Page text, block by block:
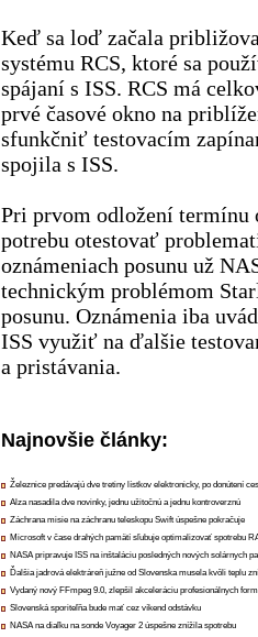
Keď sa loď začala
systému RCS, ktoré sa
spájaní s ISS. RCS má
prvé časové okno na
sfunkčniť testovacím
spojila s ISS.
Pri prvom odložení termínu
potrebu otestovať
oznámeniach posunu už
technickým problémom
posunu. Oznámenia iba
ISS využiť na ďalšie
a pristávania.
Najnovšie články:
Železnice predávajú dve tretiny lístkov elektronicky, po donútení
Alza nasadila dve novinky, jednu užitočnú a jednu kontroverznú
Záchrana misie na záchranu teleskopu Swift úspešne pokračuje
Microsoft v čase drahých pamätí sľubuje optimalizovať spotrebu
NASA pripravuje ISS na inštaláciu posledných nových solárnych
Ďalšia jadrová elektráreň južne od Slovenska musela kvôli teplu
Vydaný nový FFmpeg 9.0, zlepšil akceleráciu profesionálnych
Slovenská sporiteľňa bude mať cez víkend odstávku
NASA na diaľku na sonde Voyager 2 úspešne znížila spotrebu